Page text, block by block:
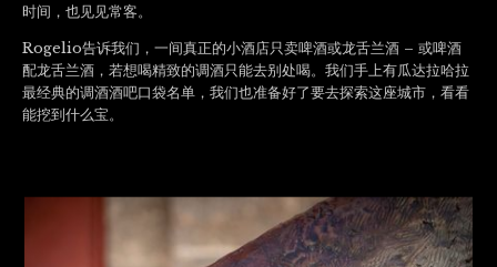
时间，也见见常客。
Rogelio告诉我们，一间真正的小酒店只卖啤酒或龙舌兰酒 – 或啤酒
配龙舌兰酒，若想喝精致的调酒只能去别处喝。我们手上有瓜达拉哈拉
最经典的调酒酒吧口袋名单，我们也准备好了要去探索这座城市，看看
能挖到什么宝。